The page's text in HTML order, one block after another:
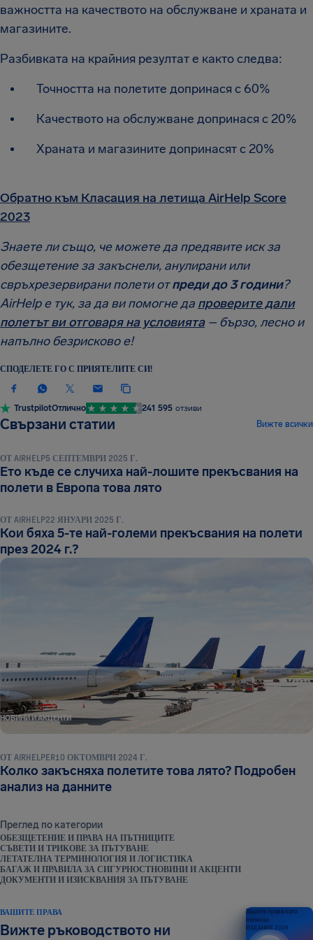
важността на качеството на обслужване и храната и
магазините.
Разбивката на крайния резултат е както следва:
Точността на полетите допринася с 60%
Качеството на обслужване допринася с 20%
Храната и магазините допринасят с 20%
Обратно към Класация на летища AirHelp Score
2023
Знаете ли също, че можете да предявите иск за
обезщетение за закъснели, анулирани или
свръхрезервирани полети отпреди до 3 години?
AirHelp е тук, за да ви помогне да проверите дали
полетът ви отговаря на условията– бързо, лесно и
напълно безрисково е!
СПОДЕЛЕТЕ ГО С ПРИЯТЕЛИТЕ СИ!
TrustpilotОтлично 241 595 отзиви
Свързани статии Вижте всички
НОВИНИ И АКЦЕНТИ
ОТ AIRHELP5 СЕПТЕМВРИ 2025 Г.
Ето къде се случиха най-лошите прекъсвания на
полети в Европа това лято
ОТ AIRHELP22 ЯНУАРИ 2025 Г.
Кои бяха 5-те най-големи прекъсвания на полети
през 2024 г.?
НОВИНИ И АКЦЕНТИ
ОТ AIRHELPER10 ОКТОМВРИ 2024 Г.
Колко закъсняха полетите това лято? Подробен
анализ на данните
Преглед по категории
ОБЕЗЩЕТЕНИЕ И ПРАВА НА ПЪТНИЦИТЕ
СЪВЕТИ И ТРИКОВЕ ЗА ПЪТУВАНЕ
ЛЕТАТЕЛНА ТЕРМИНОЛОГИЯ И ЛОГИСТИКА
БАГАЖ И ПРАВИЛА ЗА СИГУРНОСТНОВИНИ И АКЦЕНТИ
ДОКУМЕНТИ И ИЗИСКВАНИЯ ЗА ПЪТУВАНЕ
ВАШИТЕ ПРАВА
Вижте ръководството ни
Вашите права като
пътници
ИЗДАНИЕ 2026